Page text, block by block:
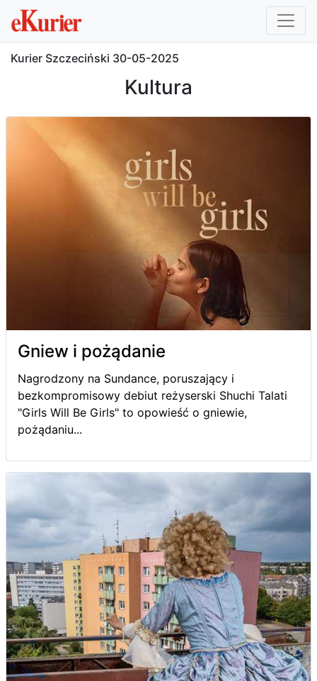
Kurier Szczeciński 30-05-2025
Kultura
Gniew i pożądanie
Nagrodzony na Sundance, poruszający i
bezkompromisowy debiut reżyserski Shuchi Talati
"Girls Will Be Girls" to opowieść o gniewie,
pożądaniu...